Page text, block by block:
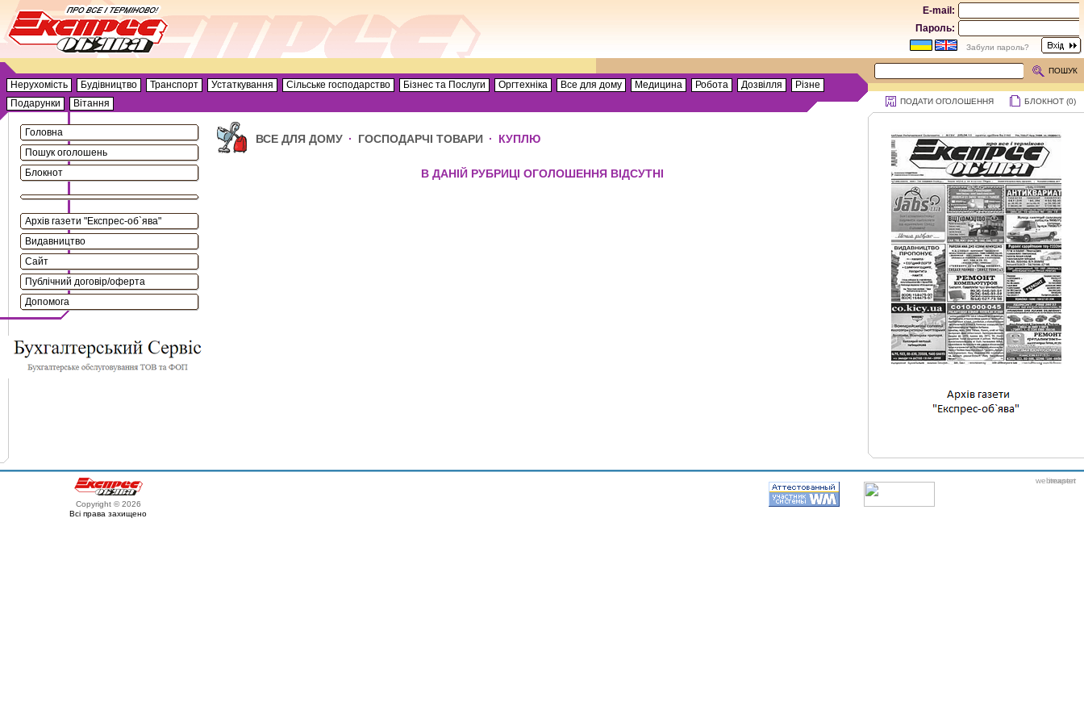
E-mail:
Пароль:
Забули пароль?
ПОШУК
Нерухомість Будівництво Транспорт Устаткування Сільське господарство Бізнес та Послуги Оргтехніка Все для дому Медицина Робота Дозвілля
Різне
Подарунки
Вітання ПОДАТИ ОГОЛОШЕННЯ БЛОКНОТ (0)
Головна
Пошук оголошень
Блокнот
Архів газети "Експрес-об`ява"
Видавництво
Сайт
Публічний договір/оферта
Допомога
ВСЕ ДЛЯ ДОМУ · ГОСПОДАРЧІ ТОВАРИ · КУПЛЮ
В ДАНІЙ РУБРИЦІ ОГОЛОШЕННЯ ВІДСУТНІ
Copyright © 2026
Всі права захищено
webmaster
itexpert